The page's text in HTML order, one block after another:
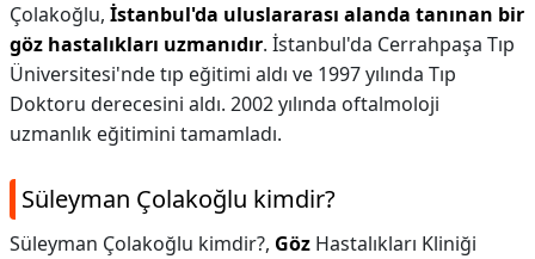
Çolakoğlu, İstanbul'da uluslararası alanda tanınan bir
göz hastalıkları uzmanıdır. İstanbul'da Cerrahpaşa Tıp
Üniversitesi'nde tıp eğitimi aldı ve 1997 yılında Tıp
Doktoru derecesini aldı. 2002 yılında oftalmoloji
uzmanlık eğitimini tamamladı.
Süleyman Çolakoğlu kimdir?
Süleyman Çolakoğlu kimdir?, Göz Hastalıkları Kliniği